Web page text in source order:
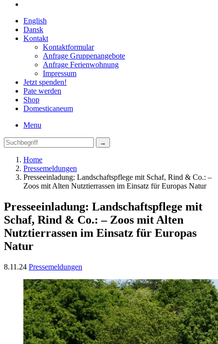
English
Dansk
Kontakt
Kontaktformular
Anfrage Gruppenangebote
Anfrage Ferienwohnung
Impressum
Jetzt spenden!
Pate werden
Shop
Domesticaneum
Menu
Home
Pressemeldungen
Presseeinladung: Landschaftspflege mit Schaf, Rind & Co.: –
Zoos mit Alten Nutztierrassen im Einsatz für Europas Natur
Presseeinladung: Landschaftspflege mit
Schaf, Rind & Co.: – Zoos mit Alten
Nutztierrassen im Einsatz für Europas
Natur
8.11.24 Pressemeldungen